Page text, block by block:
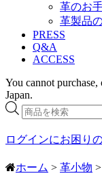
革のお
革製品
PRESS
Q&A
ACCESS
You cannot
Japan.
商
品
検
ログインにお困り
ホーム > 革小物 >